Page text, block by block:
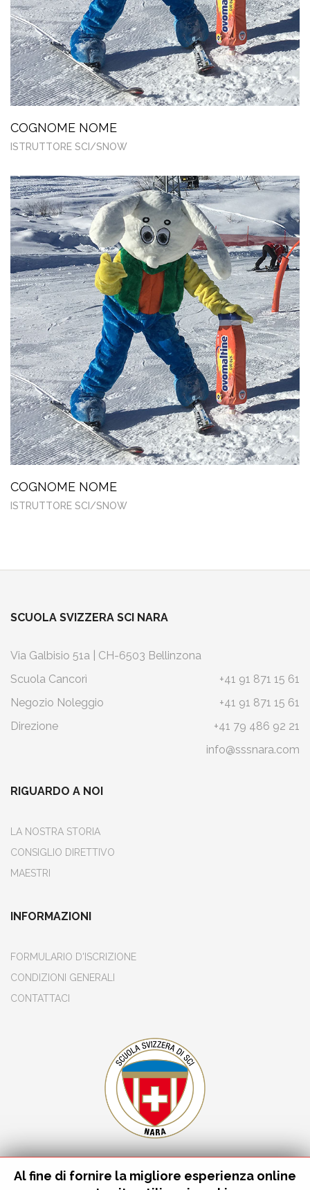
COGNOME NOME
ISTRUTTORE SCI/SNOW
COGNOME NOME
ISTRUTTORE SCI/SNOW
SCUOLA SVIZZERA SCI NARA
Via Galbisio 51a | CH-6503 Bellinzona
Scuola Cancorì
+41 91 871 15 61
Negozio Noleggio
+41 91 871 15 61
Direzione
+41 79 486 92 21
info@sssnara.com
RIGUARDO A NOI
LA NOSTRA STORIA
CONSIGLIO DIRETTIVO
MAESTRI
INFORMAZIONI
FORMULARIO D'ISCRIZIONE
CONDIZIONI GENERALI
CONTATTACI
Al fine di fornire la migliore esperienza online